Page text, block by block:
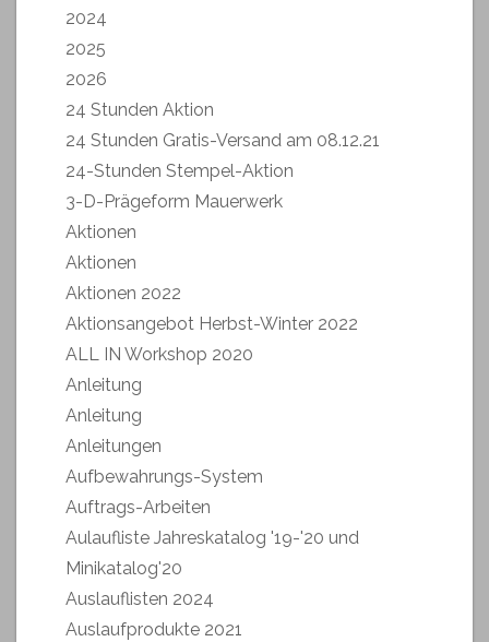
2024
2025
2026
24 Stunden Aktion
24 Stunden Gratis-Versand am 08.12.21
24-Stunden Stempel-Aktion
3-D-Prägeform Mauerwerk
Aktionen
Aktionen
Aktionen 2022
Aktionsangebot Herbst-Winter 2022
ALL IN Workshop 2020
Anleitung
Anleitung
Anleitungen
Aufbewahrungs-System
Auftrags-Arbeiten
Aulaufliste Jahreskatalog '19-'20 und
Minikatalog'20
Auslauflisten 2024
Auslaufprodukte 2021